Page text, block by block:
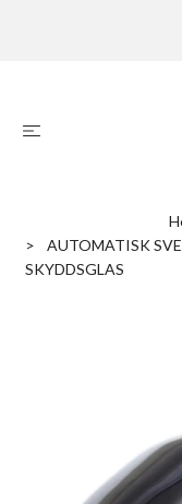
AUTOMATISK
SKYDDSGLAS